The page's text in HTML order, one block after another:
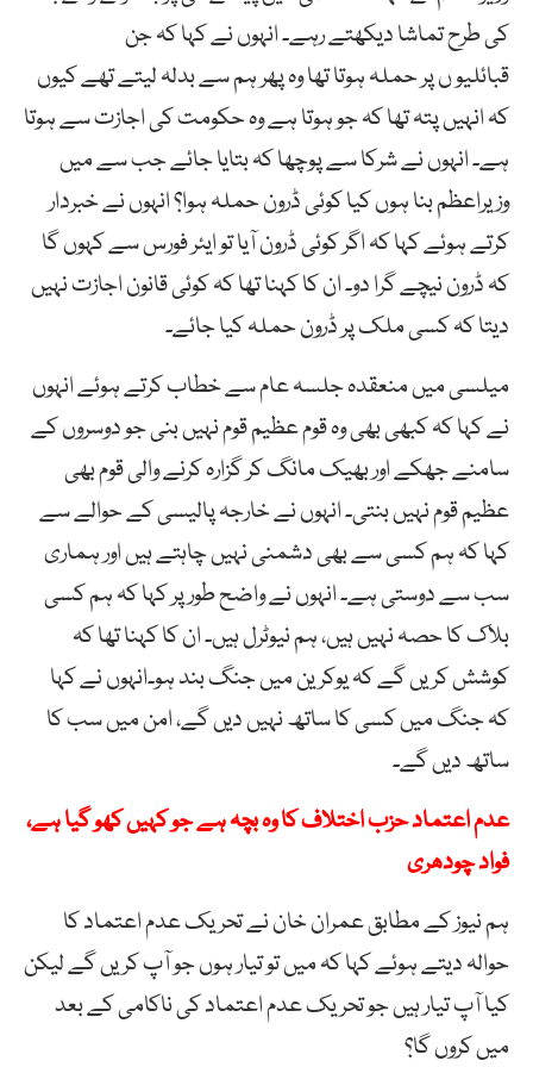
کی طرح تماشا دیکھتے رہے۔ انہوں نے کہا کہ جن
قبائلیو ں پر حملہ ہوتا تھا وہ پھر ہم سے بدلہ لیتے تھے کیوں
کہ انہیں پتہ تھا کہ جو ہوتا ہے وہ حکومت کی اجازت سے ہوتا
ہے۔ انہوں نے شرکا سے پوچھا کہ بتایا جائے جب سے میں
وزیراعظم بنا ہوں کیا کوئی ڈرون حملہ ہوا؟ انہوں نے خبردار
کرتے ہوئے کہا کہ اگر کوئی ڈرون آیا تو ایئر فورس سے کہوں گا
کہ ڈرون نیچے گرا دو۔ ان کا کہنا تھا کہ کوئی قانون اجازت نہیں
دیتا کہ کسی ملک پر ڈرون حملہ کیا جائے۔
میلسی میں منعقدہ جلسہ عام سے خطاب کرتے ہوئے انہوں
نے کہا کہ کبھی بھی وہ قوم عظیم قوم نہیں بنی جو دوسروں کے
سامنے جھکے اور بھیک مانگ کر گزارہ کرنے والی قوم بھی
عظیم قوم نہیں بنتی۔ انہوں نے خارجہ پالیسی کے حوالے سے
کہا کہ ہم کسی سے بھی دشمنی نہیں چاہتے ہیں اور ہماری
سب سے دوستی ہے۔ انہوں نے واضح طور پر کہا کہ ہم کسی
بلاک کا حصہ نہیں ہیں، ہم نیوٹرل ہیں۔ ان کا کہنا تھا کہ
کوشش کریں گے کہ یوکرین میں جنگ بند ہو۔انہوں نے کہا
کہ جنگ میں کسی کا ساتھ نہیں دیں گے، امن میں سب کا
ساتھ دیں گے۔
عدم اعتماد حزب اختلاف کا وہ بچہ ہے جو کہیں کھو گیا ہے،
فواد چودھری
ہم نیوز کے مطابق عمران خان نے تحریک عدم اعتماد کا
حوالہ دیتے ہوئے کہا کہ میں تو تیار ہوں جو آپ کریں گے لیکن
کیا آپ تیار ہیں جو تحریک عدم اعتماد کی ناکامی کے بعد
میں کروں گا؟